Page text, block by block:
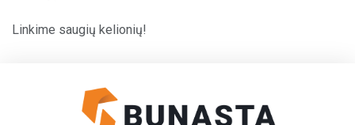
Linkime saugių kelionių!